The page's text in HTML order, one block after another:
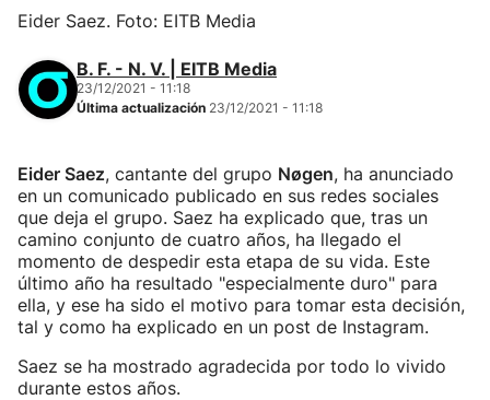
Eider Saez. Foto: EITB Media
B. F. - N. V. | EITB Media
23/12/2021 - 11:18
Última actualización 23/12/2021 - 11:18
Eider Saez, cantante del grupo Nøgen, ha anunciado
en un comunicado publicado en sus redes sociales
que deja el grupo. Saez ha explicado que, tras un
camino conjunto de cuatro años, ha llegado el
momento de despedir esta etapa de su vida. Este
último año ha resultado "especialmente duro" para
ella, y ese ha sido el motivo para tomar esta decisión,
tal y como ha explicado en un post de Instagram.
Saez se ha mostrado agradecida por todo lo vivido
durante estos años.